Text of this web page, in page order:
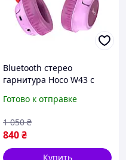
Bluetooth стерео
гарнитура Hoco W43 с
и микрофоном
Готово к отправке
840₴
1 050 ₴
Купить